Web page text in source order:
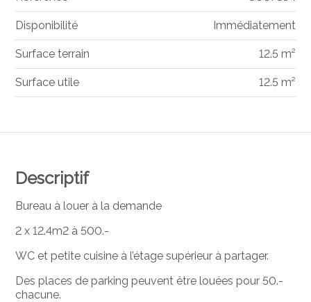
Descriptif
Bureau à louer à la demande
2 x 12.4m2 à 500.-
WC et petite cuisine à l’étage supérieur à partager.
Des places de parking peuvent être louées pour 50.-
chacune.
Disponibilité Immédiatement
Surface terrain 12.5 m²
Surface utile 12.5 m²